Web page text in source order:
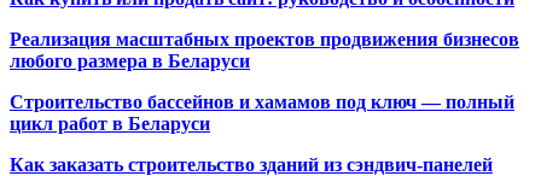
Реализация масштабных проектов продвижения бизнесов
любого размера в Беларуси
Строительство бассейнов и хамамов под ключ — полный
цикл работ в Беларуси
Как заказать строительство зданий из сэндвич-панелей